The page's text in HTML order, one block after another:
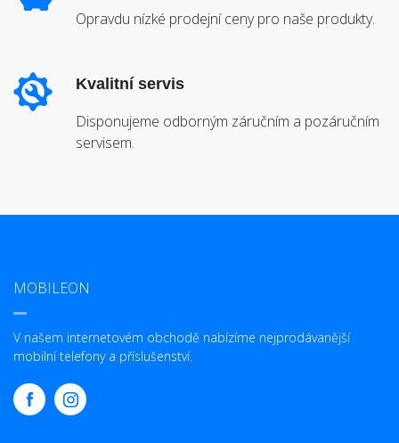
Opravdu nízké prodejní ceny pro naše produkty.
Kvalitní servis
Disponujeme odborným záručním a pozáručním
servisem.
MOBILEON
V našem internetovém obchodě nabízíme nejprodávanější
mobilní telefony a příslušenství.